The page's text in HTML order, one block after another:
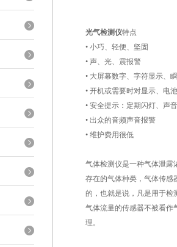
光气检测仪特点
• 小巧、轻便、坚固
• 声、光、震报警
• 大屏幕数字、字符显示、
• 开机或需要时对显示、电
• 安全提示：定期闪灯、声
• 出众的音频声音报警
• 维护费用很低
气体检测仪是一种气体泄露
存在的气体种类，气体传感
的，也就是说，凡是用于检
气体流量的传感器不被看作
理。